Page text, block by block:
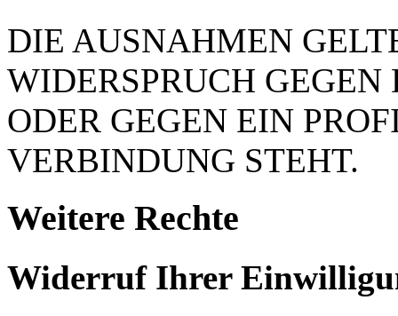
DIE AUSNAHMEN
WIDERSPRUCH
ODER GEGEN EIN
VERBINDUNG STEHT.
Weitere Rechte
Widerruf Ihrer